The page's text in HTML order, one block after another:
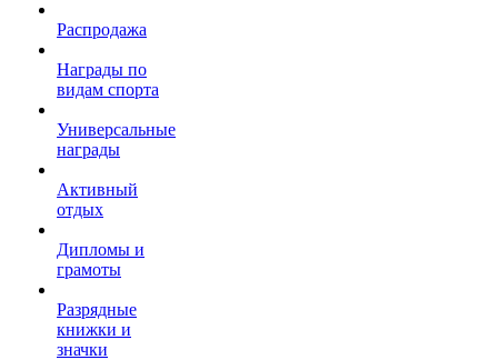
Распродажа
Награды по
видам спорта
Универсальные
награды
Активный
отдых
Дипломы и
грамоты
Разрядные
книжки и
значки